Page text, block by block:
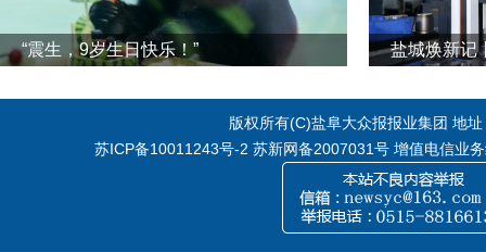
“震生，9岁生日快乐！”
版权所有(C)盐阜大众报报业集团 地
苏ICP备10011243号-2 苏新网备2007031号 增值电信业